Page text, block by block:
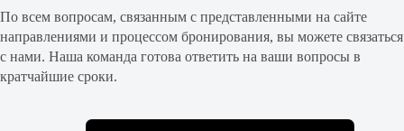
По всем вопросам, связанным с представленными на сайте
направлениями и процессом бронирования, вы можете связаться
с нами. Наша команда готова ответить на ваши вопросы в
кратчайшие сроки.